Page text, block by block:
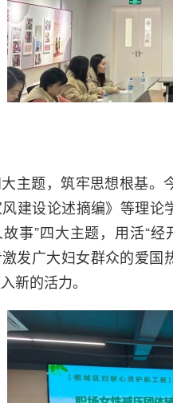
主题，筑牢思想根基。
建设论述摘编》等理论
事”四大主题，用活“
发广大妇女群众的爱
新的活力。